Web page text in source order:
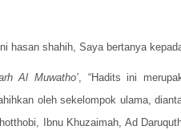
hasan shahih, Saya bertanya
Al Muwatho’, “Hadits ini
oleh sekelompok ulama,
Ibnu Khuzaimah, Ad